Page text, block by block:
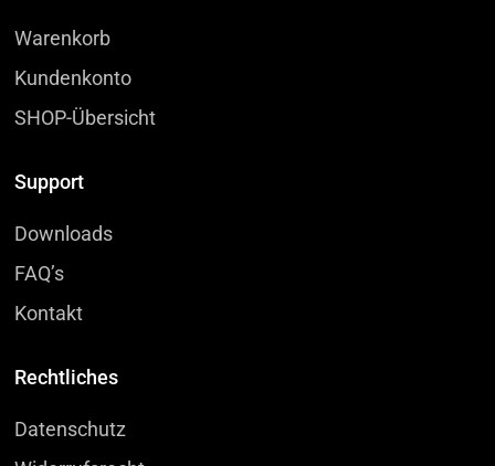
Warenkorb
Kundenkonto
SHOP-Übersicht
Support
Downloads
FAQ’s
Kontakt
Rechtliches
Datenschutz